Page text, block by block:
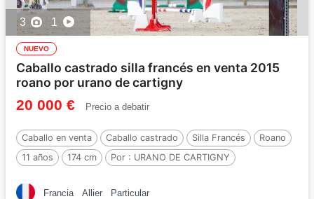
3 1
NUEVO
Caballo castrado silla francés en venta 2015
roano por urano de cartigny
20 000 € Precio a debatir
Caballo en venta Caballo castrado Silla Francés
Roano
11 años
174 cm Por : URANO DE CARTIGNY
Francia Allier Particular